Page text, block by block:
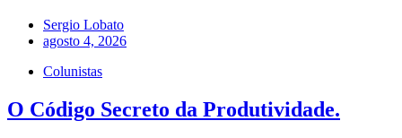
Sergio Lobato
agosto 4, 2026
Colunistas
O Código Secreto da Produtividade.